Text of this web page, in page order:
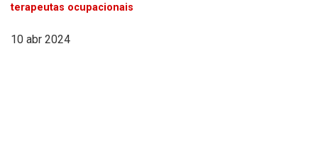
terapeutas ocupacionais
10 abr 2024